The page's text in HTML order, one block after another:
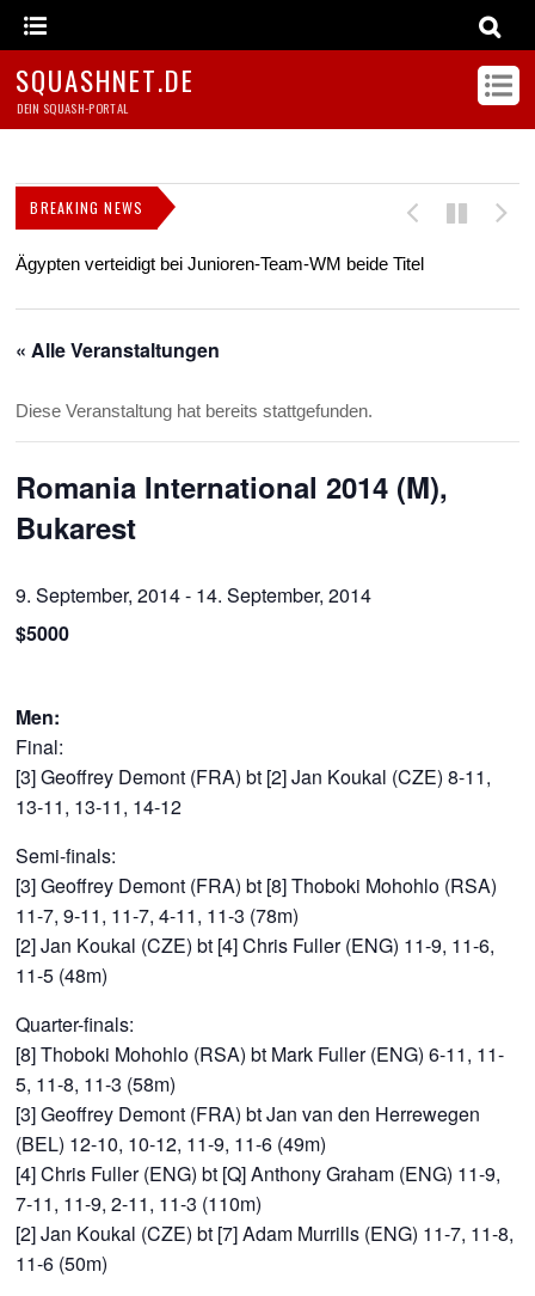
SQUASHNET.DE
DEIN SQUASH-PORTAL
BREAKING NEWS
Ägypten verteidigt bei Junioren-Team-WM beide Titel
« Alle Veranstaltungen
Diese Veranstaltung hat bereits stattgefunden.
Romania International 2014 (M),
Bukarest
9. September, 2014- 14. September, 2014
$5000
Men:
Final:
[3] Geoffrey Demont (FRA) bt [2] Jan Koukal (CZE) 8-11,
13-11, 13-11, 14-12
Semi-finals:
[3] Geoffrey Demont (FRA) bt [8] Thoboki Mohohlo (RSA)
11-7, 9-11, 11-7, 4-11, 11-3 (78m)
[2] Jan Koukal (CZE) bt [4] Chris Fuller (ENG) 11-9, 11-6,
11-5 (48m)
Quarter-finals:
[8] Thoboki Mohohlo (RSA) bt Mark Fuller (ENG) 6-11, 11-
5, 11-8, 11-3 (58m)
[3] Geoffrey Demont (FRA) bt Jan van den Herrewegen
(BEL) 12-10, 10-12, 11-9, 11-6 (49m)
[4] Chris Fuller (ENG) bt [Q] Anthony Graham (ENG) 11-9,
7-11, 11-9, 2-11, 11-3 (110m)
[2] Jan Koukal (CZE) bt [7] Adam Murrills (ENG) 11-7, 11-8,
11-6 (50m)